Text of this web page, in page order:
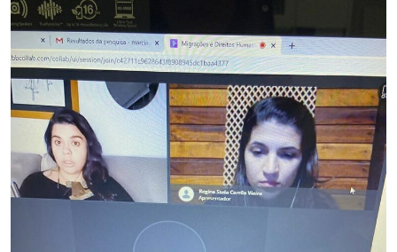
Biblioteca
Editora
Rádio
Museu